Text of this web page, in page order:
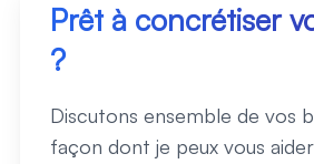
Prêt à concrétiser
web
?
Discutons ensemble de vos
façon dont je peux vous